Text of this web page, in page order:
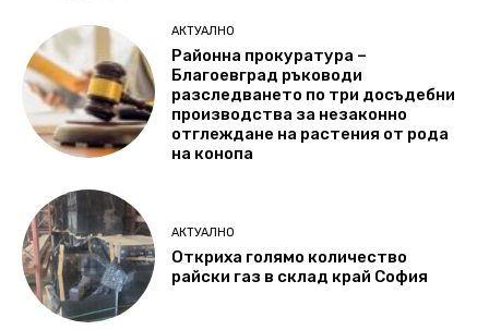
АКТУАЛНО
Районна прокуратура –
Благоевград ръководи
разследването по три досъдебни
производства за незаконно
отглеждане на растения от рода
на конопа
АКТУАЛНО
Откриха голямо количество
райски газ в склад край София